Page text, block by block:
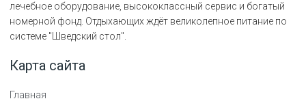
лечебное оборудование, высококлассный сервис и богатый
номерной фонд. Отдыхающих ждёт великолепное питание по
системе "Шведский стол".
Карта сайта
Главная